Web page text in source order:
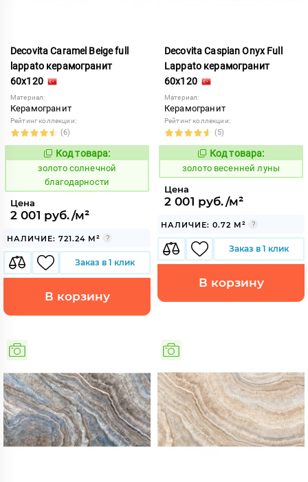
Decovita Caramel Beige full
lappato керамогранит
60x120
Материал:
Керамогранит
Рейтинг коллекции:
(6)
Код:
527378
Код товара:
золото солнечной
благодарности
Цена
2 001 руб./м²
НАЛИЧИЕ: 721.24 М²
Заказ в 1 клик
В корзину
Decovita Caspian Onyx Full
Lappato керамогранит
60x120
Материал:
Керамогранит
Рейтинг коллекции:
(5)
Код:
516920
Код товара:
золото весенней луны
Цена
2 001 руб./м²
НАЛИЧИЕ: 0.72 М²
Заказ в 1 клик
В корзину